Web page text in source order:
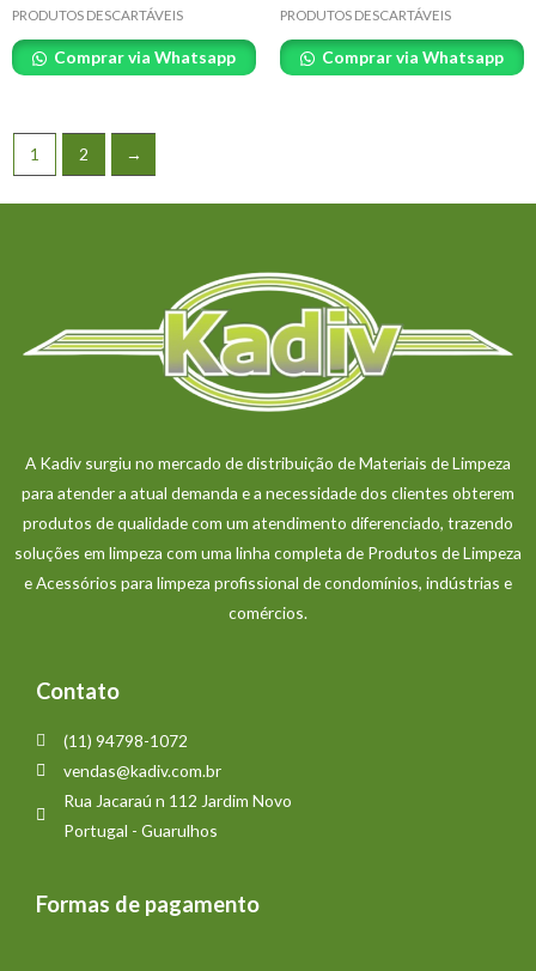
PRODUTOS DESCARTÁVEIS
Comprar via Whatsapp
PRODUTOS DESCARTÁVEIS
Comprar via Whatsapp
1 2 →
A Kadiv surgiu no mercado de distribuição de Materiais de Limpeza
para atender a atual demanda e a necessidade dos clientes obterem
produtos de qualidade com um atendimento diferenciado, trazendo
soluções em limpeza com uma linha completa de Produtos de Limpeza
e Acessórios para limpeza profissional de condomínios, indústrias e
comércios.
Contato
(11) 94798-1072
vendas@kadiv.com.br
Rua Jacaraú n 112 Jardim Novo
Portugal - Guarulhos
Formas de pagamento